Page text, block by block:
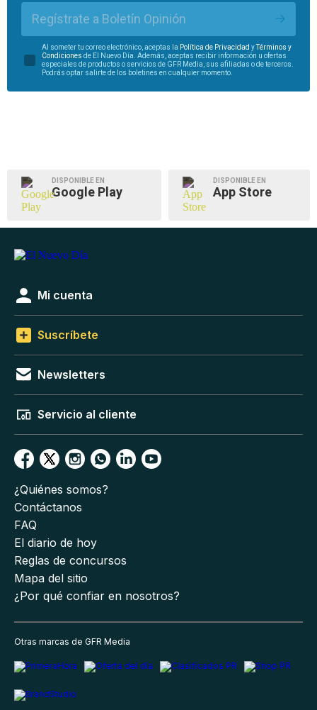
Regístrate a Boletín Opinión
Al someter tu correo electrónico, aceptas la Política de Privacidad yTérminos y
Condiciones de El Nuevo Día. Además, aceptas recibir información u ofertas
especiales de productos o servicios de GFR Media, sus afiliadas o de terceros.
Podrás optar salirte de los boletines en cualquier momento.
DISPONIBLE EN
Google Play
DISPONIBLE EN
App Store
Mi cuenta
Suscríbete
Newsletters
Servicio al cliente
¿Quiénes somos?
Contáctanos
FAQ
El diario de hoy
Reglas de concursos
Mapa del sitio
¿Por qué confiar en nosotros?
Otras marcas de GFR Media